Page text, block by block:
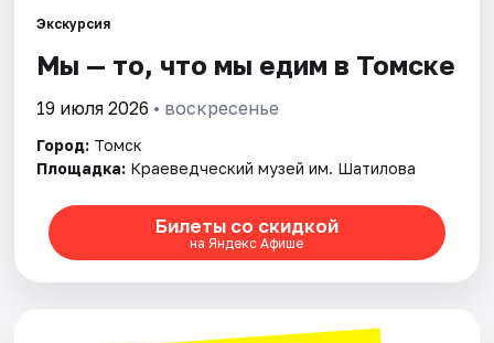
Экскурсия
Мы — то, что мы едим в Томске
19 июля 2026 • воскресенье
Город: Томск
Площадка: Краеведческий музей им. Шатилова
Билеты со скидкой
на Яндекс Афише